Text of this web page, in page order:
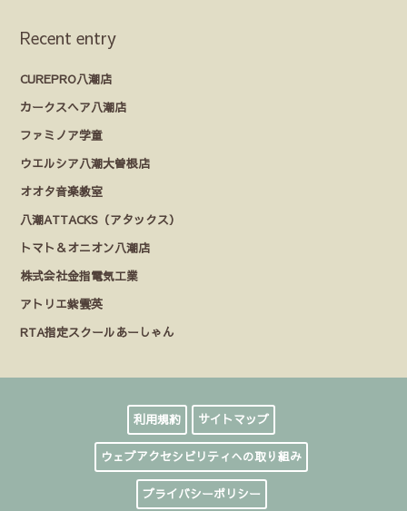
Recent entry
CUREPRO八潮店
カークスヘア八潮店
ファミノア学童
ウエルシア八潮大曽根店
オオタ音楽教室
八潮ATTACKS（アタックス）
トマト＆オニオン八潮店
株式会社金指電気工業
アトリエ紫雲英
RTA指定スクールあーしゃん
利用規約 サイトマップ
ウェブアクセシビリティへの取り組み
プライバシーポリシー